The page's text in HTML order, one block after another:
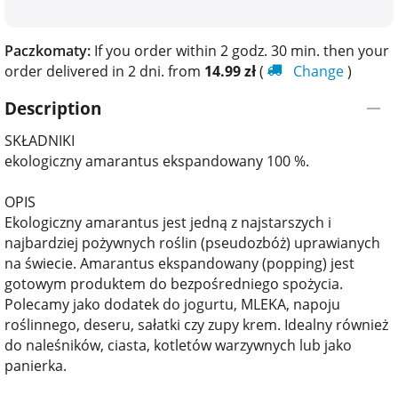
Paczkomaty: If you order within 2 godz. 30 min. then your
order delivered in 2 dni. from 14.99zł( Change)
Description
SKŁADNIKI
ekologiczny amarantus ekspandowany 100 %.
OPIS
Ekologiczny amarantus jest jedną z najstarszych i
najbardziej pożywnych roślin (pseudozbóż) uprawianych
na świecie. Amarantus ekspandowany (popping) jest
gotowym produktem do bezpośredniego spożycia.
Polecamy jako dodatek do jogurtu, MLEKA, napoju
roślinnego, deseru, sałatki czy zupy krem. Idealny również
do naleśników, ciasta, kotletów warzywnych lub jako
panierka.